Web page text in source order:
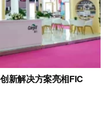
新解决方案亮相FIC